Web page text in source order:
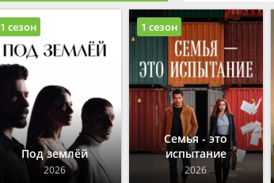
Под землёй
2026
1 сезон
Семья - это
испытание
2026
1 сезон